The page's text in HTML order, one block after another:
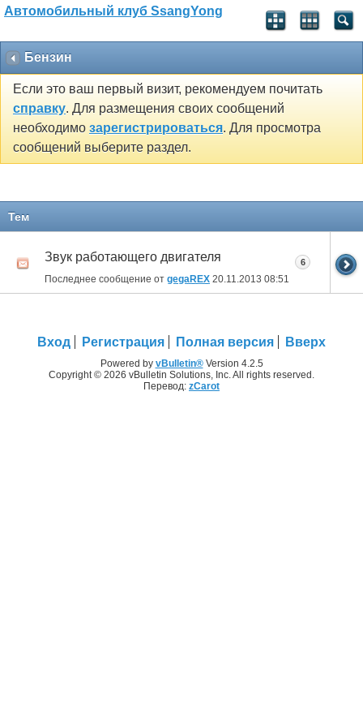
Автомобильный клуб SsangYong
Бензин
Если это ваш первый визит, рекомендуем почитать
справку. Для размещения своих сообщений
необходимо зарегистрироваться. Для просмотра
сообщений выберите раздел.
Тем
Звук работающего двигателя
Последнее сообщение от gegaREX 20.11.2013 08:51
6
Вход Регистрация Полная версия Вверх
Powered by vBulletin®Version 4.2.5
Copyright © 2026 vBulletin Solutions, Inc. All rights reserved.
Перевод: zCarot